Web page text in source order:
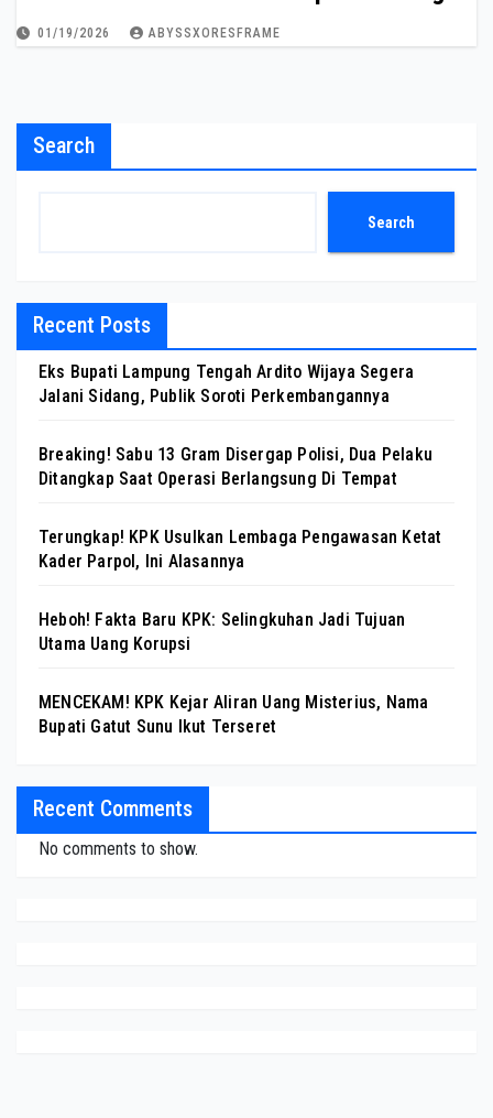
01/19/2026 ABYSSXORESFRAME
Search
Search
Recent Posts
Eks Bupati Lampung Tengah Ardito Wijaya Segera
Jalani Sidang, Publik Soroti Perkembangannya
Breaking! Sabu 13 Gram Disergap Polisi, Dua Pelaku
Ditangkap Saat Operasi Berlangsung Di Tempat
Terungkap! KPK Usulkan Lembaga Pengawasan Ketat
Kader Parpol, Ini Alasannya
Heboh! Fakta Baru KPK: Selingkuhan Jadi Tujuan
Utama Uang Korupsi
MENCEKAM! KPK Kejar Aliran Uang Misterius, Nama
Bupati Gatut Sunu Ikut Terseret
Recent Comments
No comments to show.